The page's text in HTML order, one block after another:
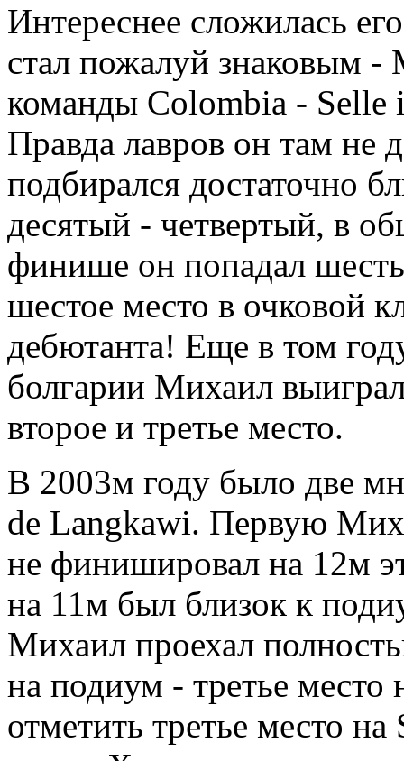
Интереснее сложилась
стал пожалуй знаковым -
команды Colombia - Selle
Правда лавров он там не
подбирался достаточно
десятый - четвертый, в
финише он попадал шесть
шестое место в очковой
дебютанта! Еще в том
болгарии Михаил
второе и третье место.
В 2003м году было две
de Langkawi. Первую
не финишировал на 12м
на 11м был близок к
Михаил проехал
на подиум - третье
отметить третье место